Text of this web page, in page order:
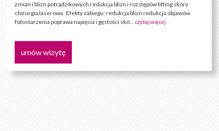
zmian i blizn potrądzikowych redukcja blizn i rozstępów lifting skóry
chirurgia laserowa Efekty zabiegu: redukcja blizn redukcja objawów
fotostarzenia poprawa napięcia i gęstości skó... czytaj więcej
umów wizytę